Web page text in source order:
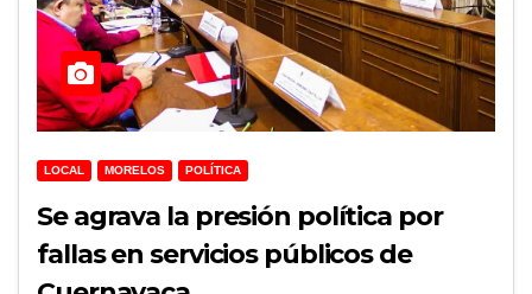
LOCAL MORELOS POLÍTICA
Se agrava la presión política por
fallas en servicios públicos de